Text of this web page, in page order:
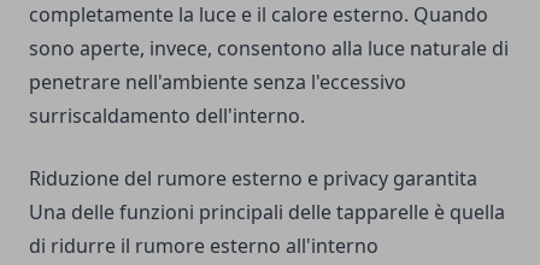
completamente la luce e il calore esterno. Quando
sono aperte, invece, consentono alla luce naturale di
penetrare nell'ambiente senza l'eccessivo
surriscaldamento dell'interno.
Riduzione del rumore esterno e privacy garantita
Una delle funzioni principali delle tapparelle è quella
di ridurre il rumore esterno all'interno